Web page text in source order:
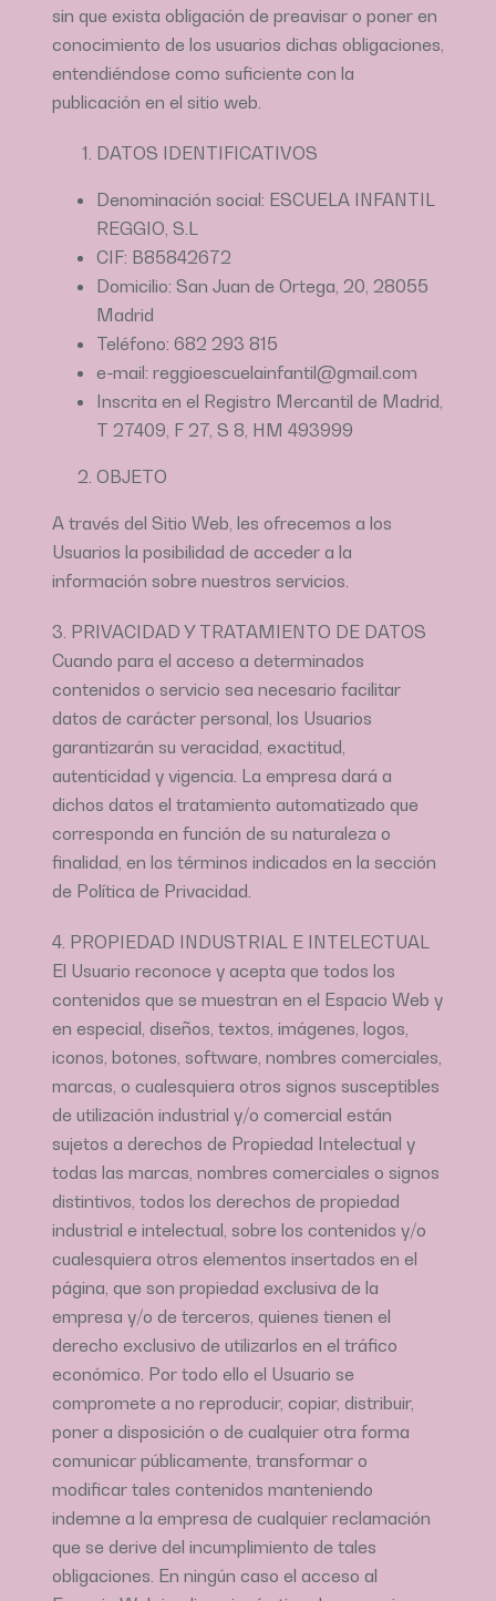
sin que exista obligación de preavisar o poner en
conocimiento de los usuarios dichas obligaciones,
entendiéndose como suficiente con la
publicación en el sitio web.
DATOS IDENTIFICATIVOS
Denominación social: ESCUELA INFANTIL
REGGIO, S.L
CIF: B85842672
Domicilio: San Juan de Ortega, 20, 28055
Madrid
Teléfono: 682 293 815
e-mail: reggioescuelainfantil@gmail.com
Inscrita en el Registro Mercantil de Madrid,
T 27409, F 27, S 8, HM 493999
OBJETO
A través del Sitio Web, les ofrecemos a los
Usuarios la posibilidad de acceder a la
información sobre nuestros servicios.
3. PRIVACIDAD Y TRATAMIENTO DE DATOS
Cuando para el acceso a determinados
contenidos o servicio sea necesario facilitar
datos de carácter personal, los Usuarios
garantizarán su veracidad, exactitud,
autenticidad y vigencia. La empresa dará a
dichos datos el tratamiento automatizado que
corresponda en función de su naturaleza o
finalidad, en los términos indicados en la sección
de Política de Privacidad.
4. PROPIEDAD INDUSTRIAL E INTELECTUAL
El Usuario reconoce y acepta que todos los
contenidos que se muestran en el Espacio Web y
en especial, diseños, textos, imágenes, logos,
iconos, botones, software, nombres comerciales,
marcas, o cualesquiera otros signos susceptibles
de utilización industrial y/o comercial están
sujetos a derechos de Propiedad Intelectual y
todas las marcas, nombres comerciales o signos
distintivos, todos los derechos de propiedad
industrial e intelectual, sobre los contenidos y/o
cualesquiera otros elementos insertados en el
página, que son propiedad exclusiva de la
empresa y/o de terceros, quienes tienen el
derecho exclusivo de utilizarlos en el tráfico
económico. Por todo ello el Usuario se
compromete a no reproducir, copiar, distribuir,
poner a disposición o de cualquier otra forma
comunicar públicamente, transformar o
modificar tales contenidos manteniendo
indemne a la empresa de cualquier reclamación
que se derive del incumplimiento de tales
obligaciones. En ningún caso el acceso al